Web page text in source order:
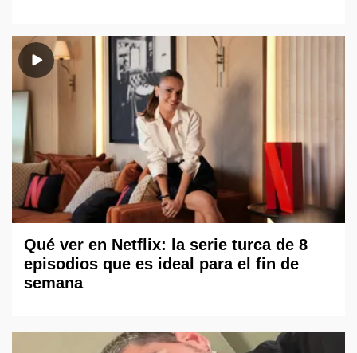
Qué ver en Netflix: la serie turca de 8
episodios que es ideal para el fin de
semana